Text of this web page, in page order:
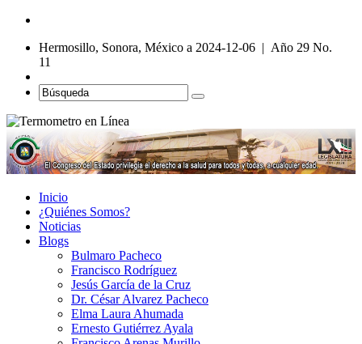
Hermosillo, Sonora, México a 2024-12-06 | Año 29 No.
11
Inicio
¿Quiénes Somos?
Noticias
Blogs
Bulmaro Pacheco
Francisco Rodríguez
Jesús García de la Cruz
Dr. César Alvarez Pacheco
Elma Laura Ahumada
Ernesto Gutiérrez Ayala